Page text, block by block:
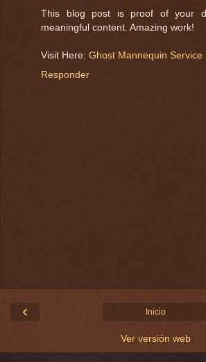
This blog post is proof of your
meaningful content. Amazing work!
Visit Here: Ghost Mannequin Service
Responder
‹ Inicio
Ver versión web